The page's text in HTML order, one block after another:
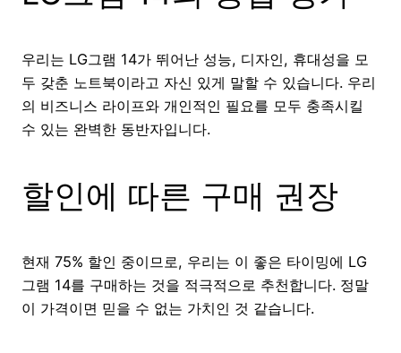
우리는 LG그램 14가 뛰어난 성능, 디자인, 휴대성을 모
두 갖춘 노트북이라고 자신 있게 말할 수 있습니다. 우리
의 비즈니스 라이프와 개인적인 필요를 모두 충족시킬
수 있는 완벽한 동반자입니다.
할인에 따른 구매 권장
현재 75% 할인 중이므로, 우리는 이 좋은 타이밍에 LG
그램 14를 구매하는 것을 적극적으로 추천합니다. 정말
이 가격이면 믿을 수 없는 가치인 것 같습니다.